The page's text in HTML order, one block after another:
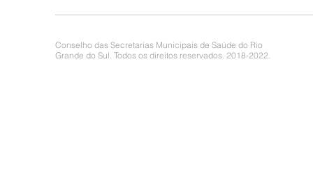
Conselho das Secretarias Municipais de Saúde do Rio
Grande do Sul. Todos os direitos reservados. 2018-2022.